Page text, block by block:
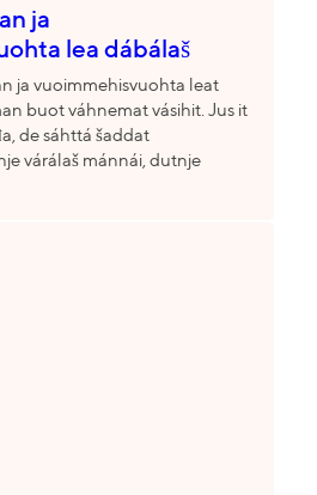
ja
lea dábálaš
ja vuoimmehisvuohta leat
buot váhnemat vásihit. Jus it
de sáhttá šaddat
várálaš mánnái, dutnje